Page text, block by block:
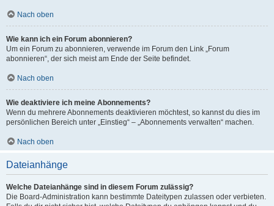
Nach oben
Wie kann ich ein Forum abonnieren?
Um ein Forum zu abonnieren, verwende im Forum den Link „Forum
abonnieren“, der sich meist am Ende der Seite befindet.
Nach oben
Wie deaktiviere ich meine Abonnements?
Wenn du mehrere Abonnements deaktivieren möchtest, so kannst du dies im
persönlichen Bereich unter „Einstieg“ – „Abonnements verwalten“ machen.
Nach oben
Dateianhänge
Welche Dateianhänge sind in diesem Forum zulässig?
Die Board-Administration kann bestimmte Dateitypen zulassen oder verbieten.